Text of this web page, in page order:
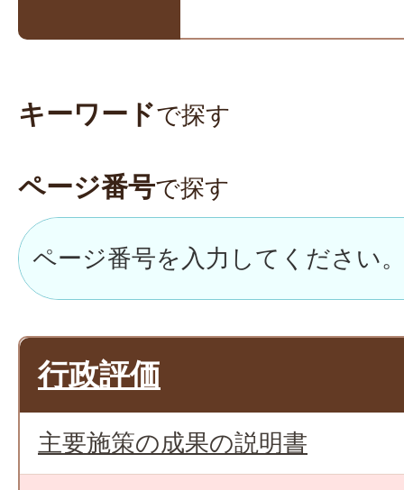
キーワードで探す
ページ番号で探す
行政評価
主要施策の成果の説明書